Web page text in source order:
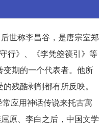
世称李昌谷，是唐宗室郑
行》、《李凭箜篌引》等
期的一个代表者。他所
残酷剥削都有所反映。
常应用神话传说来托古寓
屈原、李白之后，中国文学